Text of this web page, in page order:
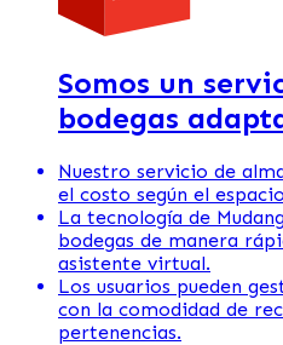
Somos un
bodegas
Nuestro servicio de
el costo según el
La tecnología de
bodegas de manera
asistente virtual.
Los usuarios pueden
con la comodidad de
pertenencias.